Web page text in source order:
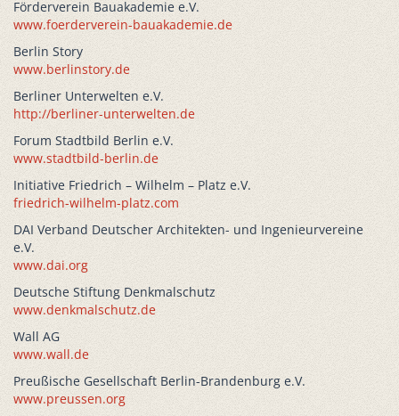
Förderverein Bauakademie e.V.
www.foerderverein-bauakademie.de
Berlin Story
www.berlinstory.de
Berliner Unterwelten e.V.
http://berliner-unterwelten.de
Forum Stadtbild Berlin e.V.
www.stadtbild-berlin.de
Initiative Friedrich – Wilhelm – Platz e.V.
friedrich-wilhelm-platz.com
DAI Verband Deutscher Architekten- und Ingenieurvereine
e.V.
www.dai.org
Deutsche Stiftung Denkmalschutz
www.denkmalschutz.de
Wall AG
www.wall.de
Preußische Gesellschaft Berlin-Brandenburg e.V.
www.preussen.org